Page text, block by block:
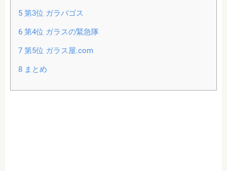
5第3位 ガラパゴス
6第4位 ガラスの緊急隊
7第5位 ガラス屋.com
8まとめ